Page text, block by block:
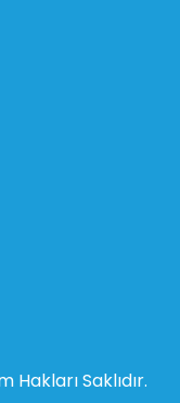
Hakları Saklıdır.